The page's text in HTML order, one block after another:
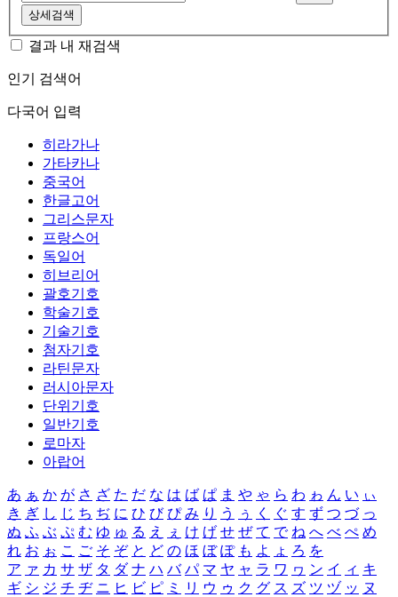
상세검색
결과 내 재검색
인기 검색어
다국어 입력
히라가나
가타카나
중국어
한글고어
그리스문자
프랑스어
독일어
히브리어
괄호기호
학술기호
기술기호
첨자기호
라틴문자
러시아문자
단위기호
일반기호
로마자
아랍어
あ ぁ か が さ ざ た だ な は ば ぱ ま や ゃ ら わ ゎ ん い ぃ
き ぎ し じ ち ぢ に ひ び ぴ み り う ぅ く ぐ す ず つ づ っ
ぬ ふ ぶ ぷ む ゆ ゅ る え ぇ け げ せ ぜ て で ね へ べ ぺ め
れ お ぉ こ ご そ ぞ と ど の ほ ぼ ぽ も よ ょ ろ を
ア ァ カ サ ザ タ ダ ナ ハ バ パ マ ヤ ャ ラ ワ ヮ ン イ ィ キ
ギ シ ジ チ ヂ ニ ヒ ビ ピ ミ リ ウ ゥ ク グ ス ズ ツ ヅ ッ ヌ